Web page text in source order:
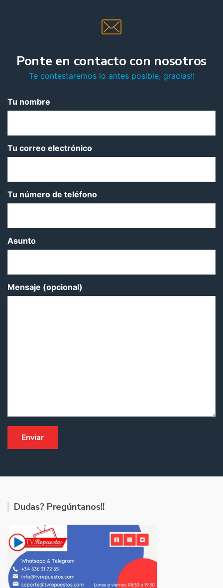
Ponte en contacto con nosotros
Te contestaremos lo antes posible, gracias!!
Tu nombre
Tu correo electrónico
Tu número de teléfono
Asunto
Mensaje (opcional)
Dudas? Pregúntanos!!